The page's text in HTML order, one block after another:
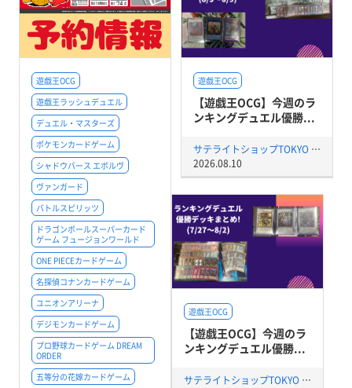
遊戯王OCG
遊戯王ラッシュデュエル
デュエル・マスターズ
ポケモンカードゲーム
シャドウバース エボルヴ
ヴァンガード
バトルスピリッツ
ドラゴンボールスーパーカード
ゲーム フュージョンワールド
ONE PIECEカードゲーム
名探偵コナンカードゲーム
ユニオンアリーナ
デジモンカードゲーム
プロ野球カードゲーム DREAM
ORDER
五等分の花嫁カードゲーム
遊戯王OCG
【遊戯王OCG】今週のラ
ンキングデュエル優勝...
サテライトショップTOKYO 秋葉原店
2026.08.10
遊戯王OCG
【遊戯王OCG】今週のラ
ンキングデュエル優勝...
サテライトショップTOKYO 秋葉原店